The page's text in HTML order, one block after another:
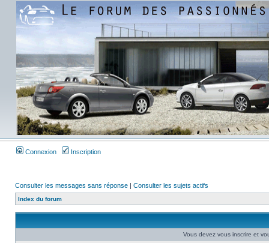
Connexion Inscription
Consulter les messages sans réponse | Consulter les sujets actifs
Index du forum
Vous devez vous inscrire et